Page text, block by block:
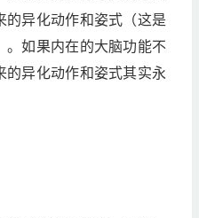
的异化动作和姿式（这是
。如果内在的大脑功能不
的异化动作和姿式其实永